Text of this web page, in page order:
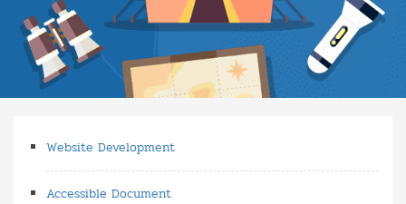
Website Development
Accessible Document